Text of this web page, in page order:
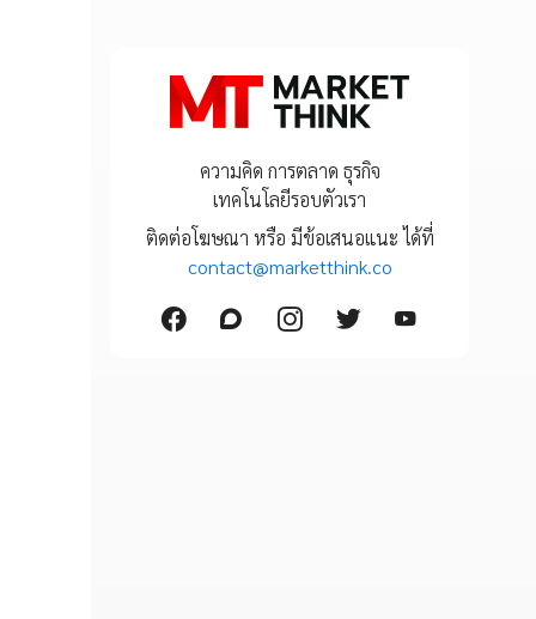
ความคิด การตลาด ธุรกิจ
เทคโนโลยีรอบตัวเรา
ติดต่อโฆษณา หรือ มีข้อเสนอแนะ ได้ที่
contact@marketthink.co